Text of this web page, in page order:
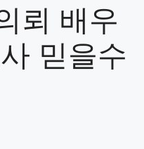
뢰 배우
믿을수